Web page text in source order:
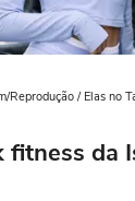
Reprodução / Elas no
fitness da